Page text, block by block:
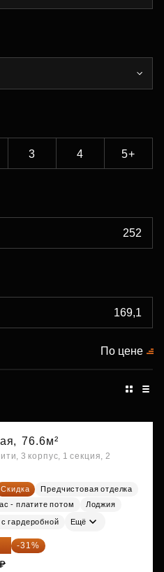
3 4 5+
По цене
76.6м²
3 корпус, 1 секция, 2
Скидка
Предчистовая отделка
- платите потом
Лоджия
гардеробной Ещё
₽ -31%